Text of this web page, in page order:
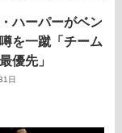
ハーパーがベン
を一蹴「チーム
優先」
日